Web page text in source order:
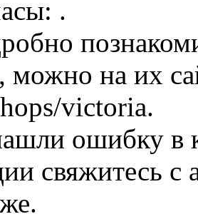
.
можно на их
victoria.
ошибку в
свяжитесь